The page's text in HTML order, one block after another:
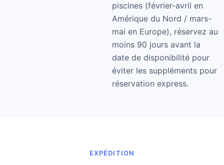
piscines (février-avril en
Amérique du Nord / mars-
mai en Europe), réservez au
moins 90 jours avant la
date de disponibilité pour
éviter les suppléments pour
réservation express.
EXPÉDITION